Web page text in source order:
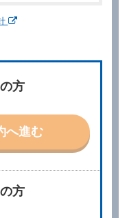
、別に定める方法に
といいます。）を明
できます。なお、当
による予約に応じま
があったときは、原
カーの範囲内で予約
方
方
へ進む